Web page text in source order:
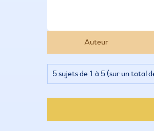
Auteur
5 sujets de 1 à 5 (sur un total